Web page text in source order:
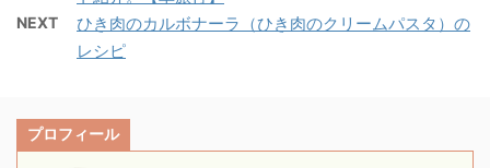
挽ひき肉 320g（お好
みの量） にんにく 一欠
ちらもご覧ください。
す。 ...
っと楽をさせてあげた
い。 家族を喜ばせたい。
す。 最近、料理男子なん
て言葉も流行ってきてい
NEXT
ひき肉のカルボナーラ（ひき肉のクリームパスタ）の
レシピ
プロフィール